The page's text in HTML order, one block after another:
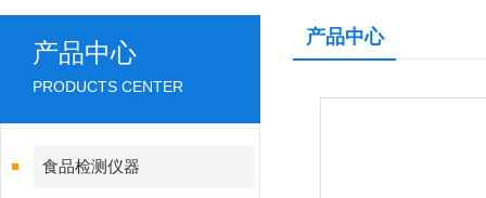
产品中心
PRODUCTS CENTER
食品检测仪器
产品中心